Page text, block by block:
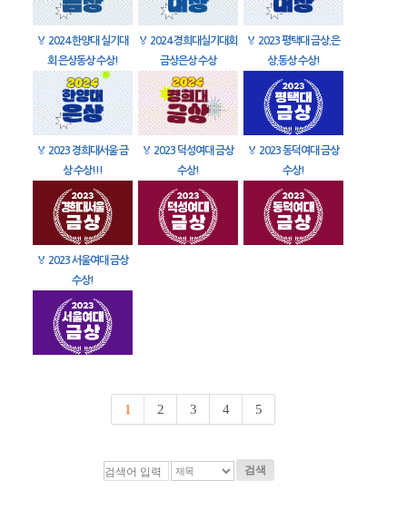
🏅 2024 한양대 실기대
회 은상동상 수상!
🏅 2024 경희대실기대회
금상은상 수상
🏅 2023 평택대 금상.은
상.동상 수상!
🏅 2023 경희대서울 금
상 수상!!!
🏅 2023 덕성여대 금상
수상!
🏅 2023 동덕여대 금상
수상!
🏅 2023 서울여대 금상
수상!
1 2 3 4 5
검색